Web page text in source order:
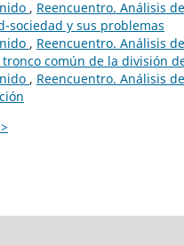
, Reencuentro. Análisis
sociedad y sus problemas
, Reencuentro. Análisis
común de la división
, Reencuentro. Análisis